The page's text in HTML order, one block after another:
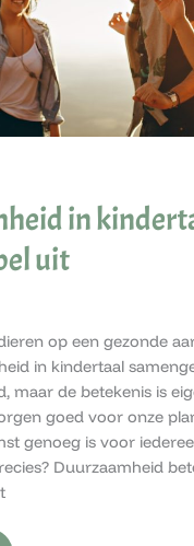
in
uit
op een gezonde
in kindertaal
maar de betekenis is
goed voor onze
genoeg is voor
Duurzaamheid